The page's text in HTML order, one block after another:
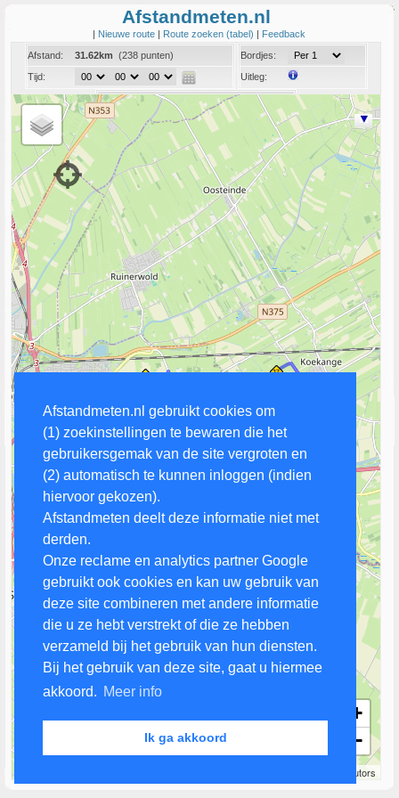
Afstandmeten.nl gebruikt cookies om
(1) zoekinstellingen te bewaren die het
gebruikersgemak van de site vergroten en
(2) automatisch te kunnen inloggen (indien
hiervoor gekozen).
Afstandmeten deelt deze informatie niet met
derden.
Onze reclame en analytics partner Google
gebruikt ook cookies en kan uw gebruik van
deze site combineren met andere informatie
die u ze hebt verstrekt of die ze hebben
verzameld bij het gebruik van hun diensten.
Bij het gebruik van deze site, gaat u hiermee
akkoord. Meer info
Ik ga akkoord
Afstandmeten.nl
| Nieuwe route | Route zoeken (tabel) | Feedback
Afstand:
31.62km (238 punten)
Tijd:
Bordjes:
Uitleg:
Coord:
Info: Link naar deze route
+
−
contributors